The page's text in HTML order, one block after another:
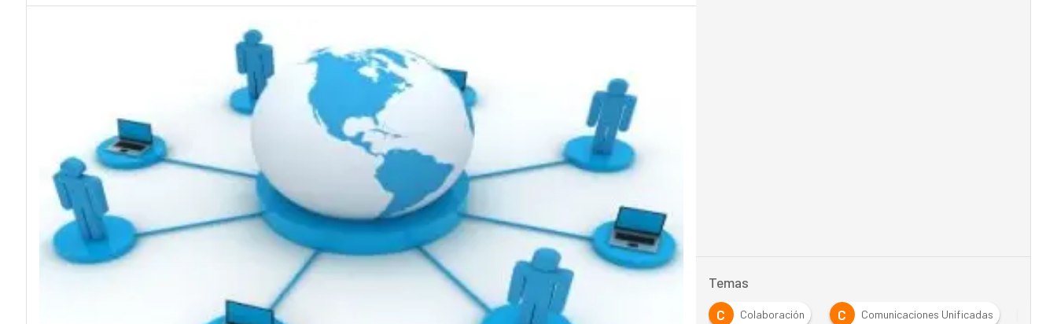
Temas
C Colaboración C Comunicaciones Unificadas